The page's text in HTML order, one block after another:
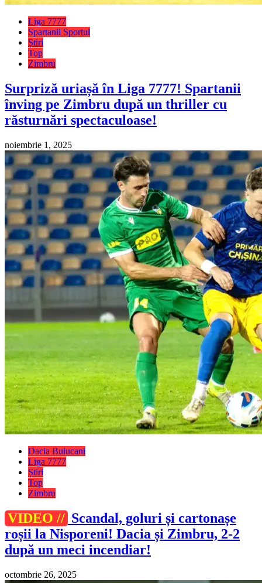
Liga 7777
Spartanii Sportul
Știri
Top
Zimbru
Surpriză uriașă în Liga 7777! Spartanii
înving pe Zimbru după un thriller cu
răsturnări spectaculoase!
noiembrie 1, 2025
Dacia Buiucani
Liga 7777
Știri
Top
Zimbru
VIDEO // Scandal, goluri și cartonașe
roșii la Nisporeni! Dacia și Zimbru, 2-2
după un meci incendiar!
octombrie 26, 2025